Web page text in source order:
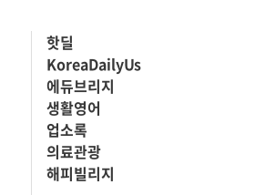
핫딜
KoreaDailyUs
에듀브리지
생활영어
업소록
의료관광
해피빌리지